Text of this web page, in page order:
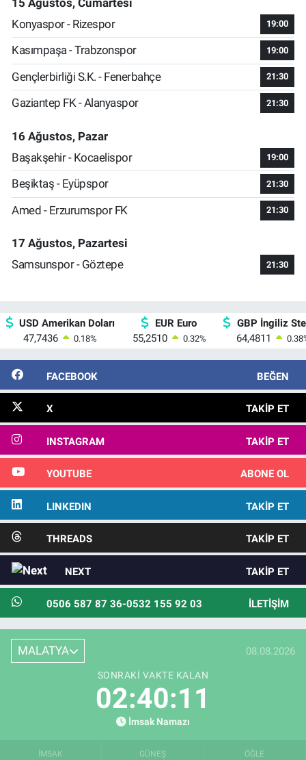
Konyaspor - Rizespor
19:00
Kasımpaşa - Trabzonspor 19:00
Gençlerbirliği S.K. - Fenerbahçe 21:30
Gaziantep FK - Alanyaspor 21:30
16 Ağustos, Pazar
Başakşehir - Kocaelispor
19:00
Beşiktaş - Eyüpspor 21:30
Amed - Erzurumspor FK 21:30
17 Ağustos, Pazartesi
Samsunspor - Göztepe
21:30
USD Amerikan Doları
47,7436
0.18%
EUR Euro
55,2510
0.32%
GBP İngiliz
64,4811
0.38
FACEBOOK BEĞEN
X TAKIP ET
INSTAGRAM TAKIP ET
YOUTUBE ABONE OL
LINKEDIN TAKIP ET
THREADS TAKIP ET
NEXT TAKIP ET
0506 587 87 36-0532 155 92 03 İLETIŞIM
MALATYA 08.08.2026
SONRAKI VAKTE KALAN
02:40:10
İmsak Namazı
İMSAK GÜNEŞ ÖĞLE